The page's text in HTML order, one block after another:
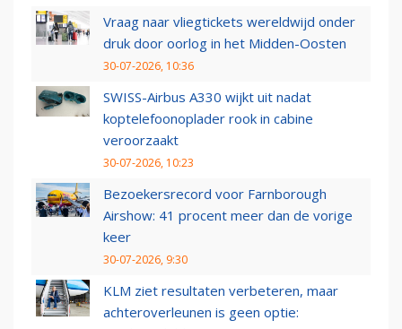
Vraag naar vliegtickets wereldwijd onder
druk door oorlog in het Midden-Oosten
30-07-2026, 10:36
SWISS-Airbus A330 wijkt uit nadat
koptelefoonoplader rook in cabine
veroorzaakt
30-07-2026, 10:23
Bezoekersrecord voor Farnborough
Airshow: 41 procent meer dan de vorige
keer
30-07-2026, 9:30
KLM ziet resultaten verbeteren, maar
achteroverleunen is geen optie: